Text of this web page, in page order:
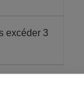
excéder 3